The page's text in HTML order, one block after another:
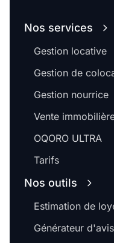
Nos services
Gestion locative
Gestion de
Gestion nourrice
Vente
OQORO ULTRA
Tarifs
Nos outils
Estimation de
Générateur